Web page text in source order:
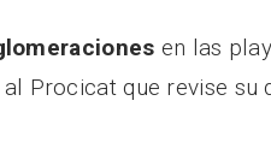
en las
Procicat que revise su